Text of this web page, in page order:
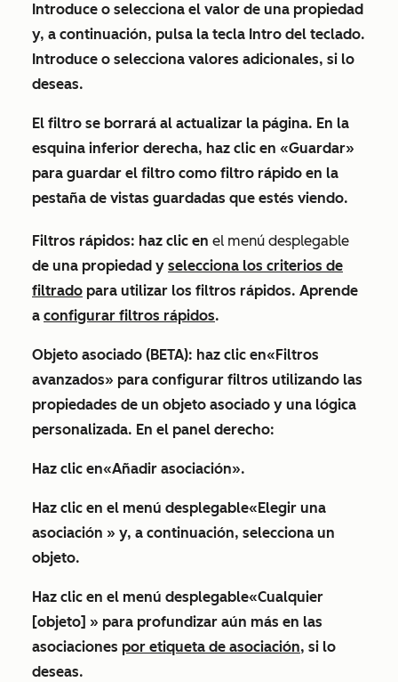
Introduce o selecciona el valor de una propiedad
y, a continuación, pulsa la tecla Intro del teclado.
Introduce o selecciona valores adicionales, si lo
deseas.
El filtro se borrará al actualizar la página. En la
esquina inferior derecha, haz clic en «Guardar»
para guardar el filtro como filtro rápido en la
pestaña de vistas guardadas que estés viendo.
Filtros rápidos: haz clic en el menú desplegable
de una propiedad y selecciona los criterios de
filtrado para utilizar los filtros rápidos. Aprende
a configurar filtros rápidos.
Objeto asociado (BETA): haz clic en«Filtros
avanzados» para configurar filtros utilizando las
propiedades de un objeto asociado y una lógica
personalizada. En el panel derecho:
Haz clic en«Añadir asociación».
Haz clic en el menú desplegable«Elegir una
asociación » y, a continuación, selecciona un
objeto.
Haz clic en el menú desplegable«Cualquier
[objeto] » para profundizar aún más en las
asociaciones por etiqueta de asociación, si lo
deseas.